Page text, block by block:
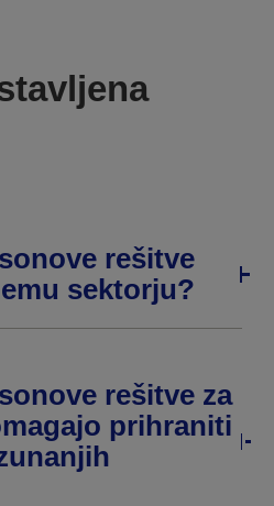
rešitve
sektorju?
rešitve za
prihraniti